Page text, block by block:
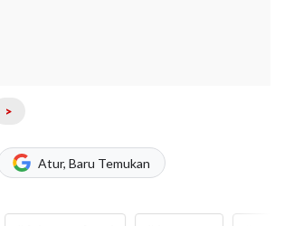
>
Atur, Baru Temukan